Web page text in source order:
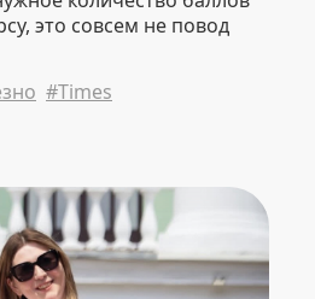
в КНР
В БНТУ 1
прием
на
4705
это совсем не повод
#Times